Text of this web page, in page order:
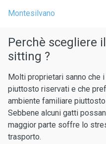
Montesilvano
Perchè scegliere
sitting ?
Molti proprietari sanno che
piuttosto riservati e che
ambiente familiare
Sebbene alcuni gatti
maggior parte soffre lo
trasporto.